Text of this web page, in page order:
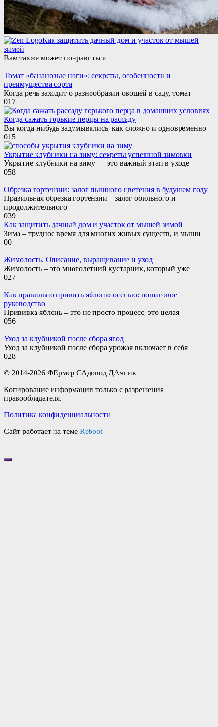
Как защитить дачный дом и участок от мышей
зимой
Вам также может понравиться
Томат «банановые ноги»: секреты, особенности и
преимущества сорта
Когда речь заходит о разнообразии овощей в саду, томат
017
Когда сажать горькие перцы на рассаду
Вы когда-нибудь задумывались, как сложно и одновременно
015
Укрытие клубники на зиму: секреты успешной зимовки
Укрытие клубники на зиму — это важный этап в уходе
058
Обрезка гортензии: залог пышного цветения в будущем году
Правильная обрезка гортензии – залог обильного и
продолжительного
039
Как защитить дачный дом и участок от мышей зимой
Зима – трудное время для многих живых существ, и мыши
00
Жимолость. Описание, выращивание и уход
Жимолость – это многолетний кустарник, который уже
027
Как правильно привить яблоню осенью: пошаговое
руководство
Прививка яблонь – это не просто процесс, это целая
056
Уход за клубникой после сбора ягод
Уход за клубникой после сбора урожая включает в себя
028
© 2014-2026 ФЕрмер САдовод ДАчник
Копирование информации только с разрешения
правообладателя.
Политика конфиденциальности
Сайт работает на теме Reboot